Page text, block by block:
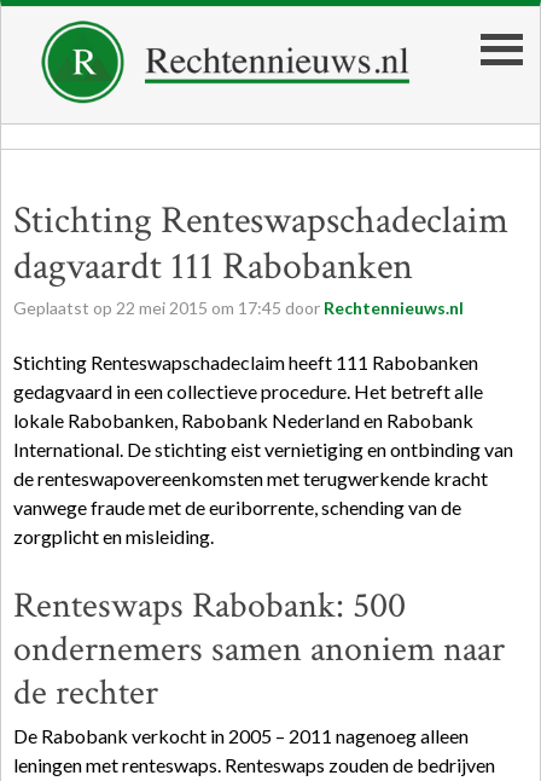
Stichting Renteswapschadeclaim
dagvaardt 111 Rabobanken
Geplaatst op 22 mei 2015 om 17:45 door Rechtennieuws.nl
Stichting Renteswapschadeclaim heeft 111 Rabobanken
gedagvaard in een collectieve procedure. Het betreft alle
lokale Rabobanken, Rabobank Nederland en Rabobank
International. De stichting eist vernietiging en ontbinding van
de renteswapovereenkomsten met terugwerkende kracht
vanwege fraude met de euriborrente, schending van de
zorgplicht en misleiding.
Renteswaps Rabobank: 500
ondernemers samen anoniem naar
de rechter
De Rabobank verkocht in 2005 – 2011 nagenoeg alleen
leningen met renteswaps. Renteswaps zouden de bedrijven